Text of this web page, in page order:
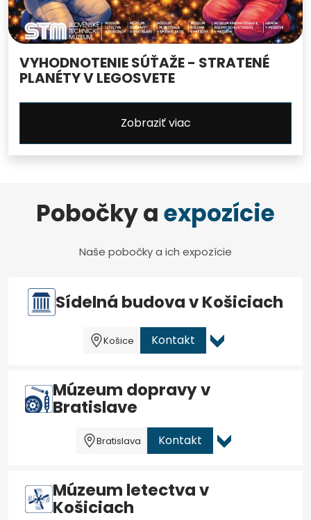
VYHODNOTENIE SÚŤAŽE - STRATENÉ
PLANÉTY V LEGOSVETE
Zobraziť viac
Pobočky aexpozície
Naše pobočky a ich expozície
Sídelná budova v Košiciach
Košice Kontakt
Múzeum dopravy v
Bratislave
Bratislava Kontakt
Múzeum letectva v
Košiciach